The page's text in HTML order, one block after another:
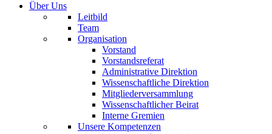
Über Uns
Leitbild
Team
Organisation
Vorstand
Vorstandsreferat
Administrative Direktion
Wissenschaftliche Direktion
Mitgliederversammlung
Wissenschaftlicher Beirat
Interne Gremien
Unsere Kompetenzen